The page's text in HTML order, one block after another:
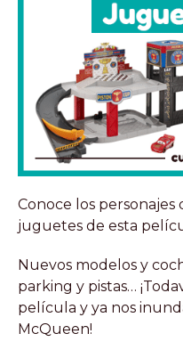
Conoce los personajes
juguetes de esta
Nuevos modelos y
parking y pistas…
película y ya nos
McQueen!